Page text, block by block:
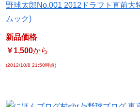
野球太郎No.001 2012ドラフト直前大
ムック)
新品価格
￥1,500から
(2012/10/8 21:50時点)